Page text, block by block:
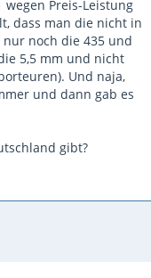
Preis-Leistung
dass man die nicht in
noch die 435 und
5,5 mm und nicht
Und naja,
und dann gab es
gibt?